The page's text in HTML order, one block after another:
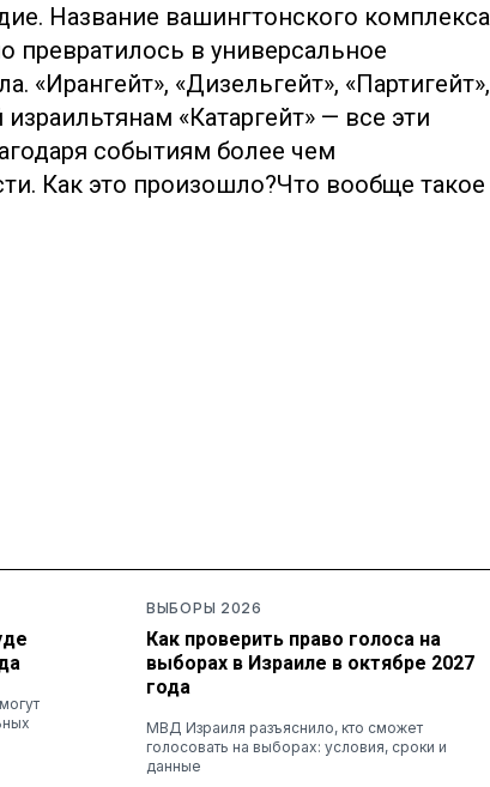
Название вашингтонского комплекса
превратилось в универсальное
«Ирангейт», «Дизельгейт», «Партигейт»,
«Катаргейт» — все эти
событиям более чем
Как это произошло?Что вообще такое
ВЫБОРЫ 2026
Как проверить право голоса на
выборах в Израиле в октябре 2027
года
МВД Израиля разъяснило, кто сможет
голосовать на выборах: условия, сроки и
данные